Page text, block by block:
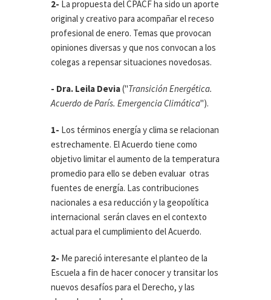
2- La propuesta del CPACF ha sido un aporte
original y creativo para acompañar el receso
profesional de enero. Temas que provocan
opiniones diversas y que nos convocan a los
colegas a repensar situaciones novedosas.
- Dra. Leila Devia("Transición Energética.
Acuerdo de París. Emergencia Climática").
1- Los términos energía y clima se relacionan
estrechamente. El Acuerdo tiene como
objetivo limitar el aumento de la temperatura
promedio para ello se deben evaluar otras
fuentes de energía. Las contribuciones
nacionales a esa reducción y la geopolítica
internacional serán claves en el contexto
actual para el cumplimiento del Acuerdo.
2- Me pareció interesante el planteo de la
Escuela a fin de hacer conocer y transitar los
nuevos desafíos para el Derecho, y las